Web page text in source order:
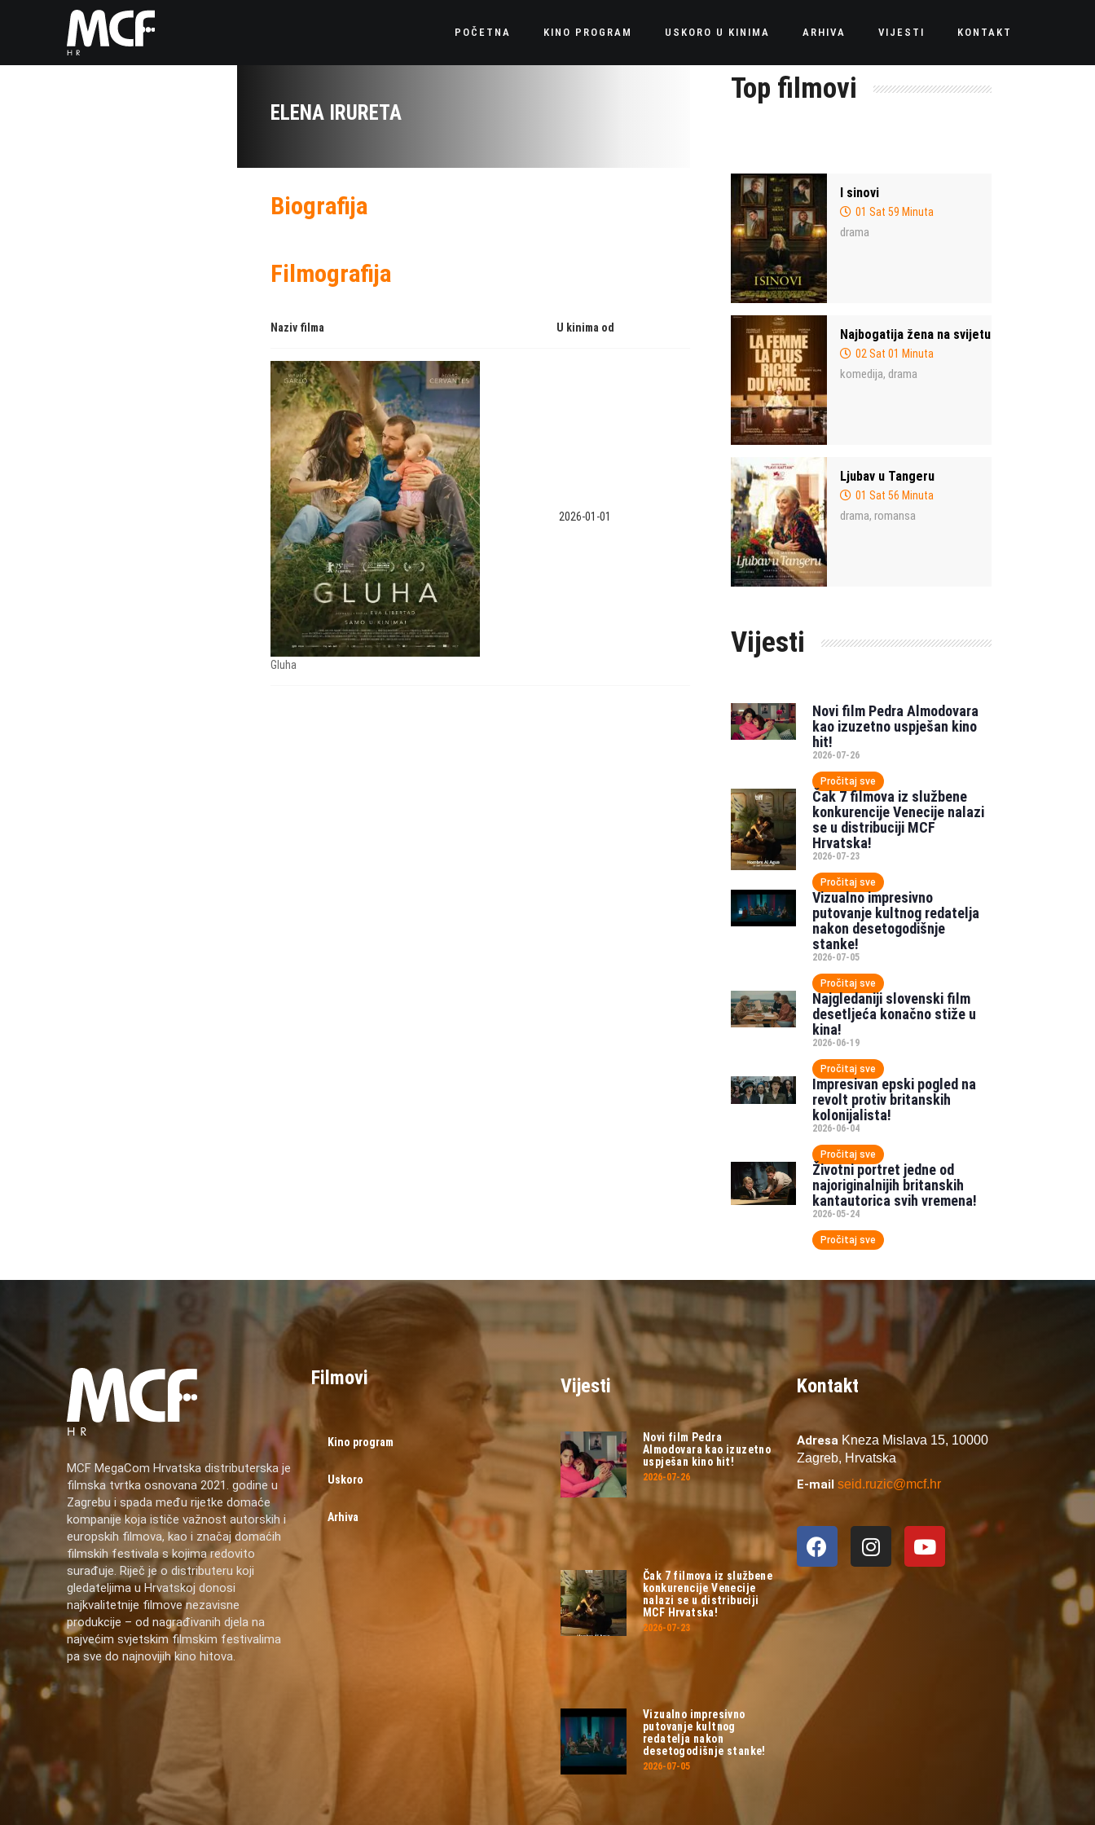
POČETNA KINO PROGRAM USKORO U KINIMA ARHIVA VIJESTI KONTAKT
ELENA IRURETA
Biografija
Filmografija
Naziv filma U kinima od
Gluha
2026-01-01
Top filmovi
I sinovi
01 Sat 59 Minuta
drama
Najbogatija žena na svijetu
02 Sat 01 Minuta
komedija, drama
Ljubav u Tangeru
01 Sat 56 Minuta
drama, romansa
Vijesti
Novi film Pedra Almodovara
kao izuzetno uspješan kino
hit!
2026-07-26
Pročitaj sve
Čak 7 filmova iz službene
konkurencije Venecije nalazi
se u distribuciji MCF
Hrvatska!
2026-07-23
Pročitaj sve
Vizualno impresivno
putovanje kultnog redatelja
nakon desetogodišnje
stanke!
2026-07-05
Pročitaj sve
Najgledaniji slovenski film
desetljeća konačno stiže u
kina!
2026-06-19
Pročitaj sve
Impresivan epski pogled na
revolt protiv britanskih
kolonijalista!
2026-06-04
Pročitaj sve
Životni portret jedne od
najoriginalnijih britanskih
kantautorica svih vremena!
2026-05-24
Pročitaj sve
MCF MegaCom Hrvatska distributerska je
filmska tvrtka osnovana 2021. godine u
Zagrebu i spada među rijetke domaće
kompanije koja ističe važnost autorskih i
europskih filmova, kao i značaj domaćih
filmskih festivala s kojima redovito
surađuje. Riječ je o distributeru koji
gledateljima u Hrvatskoj donosi
najkvalitetnije filmove nezavisne
produkcije – od nagrađivanih djela na
najvećim svjetskim filmskim festivalima
pa sve do najnovijih kino hitova.
Filmovi
Kino program
Uskoro
Arhiva
Vijesti
Novi film Pedra
Almodovara kao izuzetno
uspješan kino hit!
2026-07-26
Čak 7 filmova iz službene
konkurencije Venecije
nalazi se u distribuciji
MCF Hrvatska!
2026-07-23
Vizualno impresivno
putovanje kultnog
redatelja nakon
desetogodišnje stanke!
2026-07-05
Kontakt
Adresa Kneza Mislava 15, 10000
Zagreb, Hrvatska
E-mail seid.ruzic@mcf.hr